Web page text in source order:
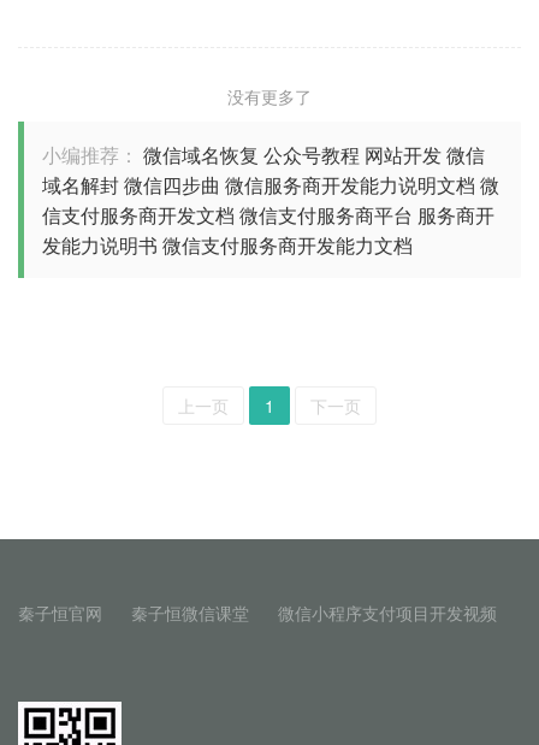
没有更多了
小编推荐： 微信域名恢复 公众号教程 网站开发微信
域名解封微信四步曲 微信服务商开发能力说明文档 微
信支付服务商开发文档 微信支付服务商平台 服务商开
发能力说明书 微信支付服务商开发能力文档
上一页 1 下一页
秦子恒官网 秦子恒微信课堂 微信小程序支付项目开发视频